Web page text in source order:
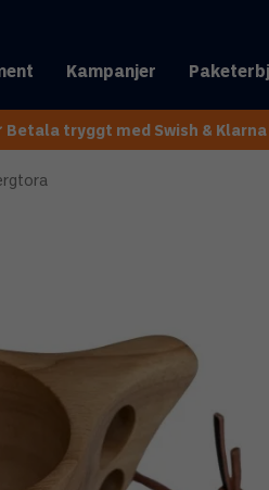
Kampanjer
Betala tryggt med Swish & Klarna